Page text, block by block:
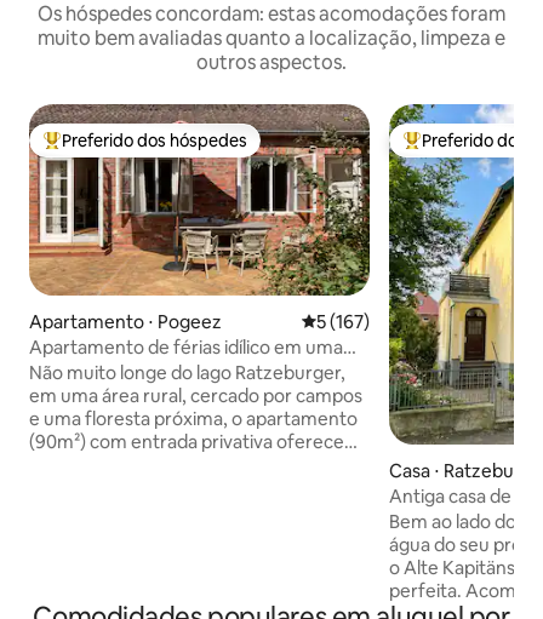
Os hóspedes concordam: estas acomodações foram
muito bem avaliadas quanto a localização, limpeza e
outros aspectos.
Entre os melhores preferidos dos hóspedes
Preferido dos hóspedes
Apartamento ⋅ Pogeez 5 de uma avaliação média de
5 (167)
Apartamento de férias idílico em uma
antiga fazenda
Não muito longe do lago Ratzeburger,
em uma área rural, cercado por campos
e uma floresta próxima, o apartamento
(90m²) com entrada privativa oferece
160x200. A partir daqui, você pode
Entre os
Preferido dos
Casa ⋅ Ratzeburg
Antiga casa de
Ratzeburg
Bem ao lado do
água do seu
o Alte
perfeita. Acomodação elegante para até
4 hóspedes, com